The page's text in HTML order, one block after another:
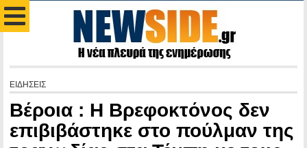
ΕΙΔΗΣΕΙΣ
Βέροια : Η Βρεφοκτόνος δεν
επιβιβάστηκε στο πούλμαν της